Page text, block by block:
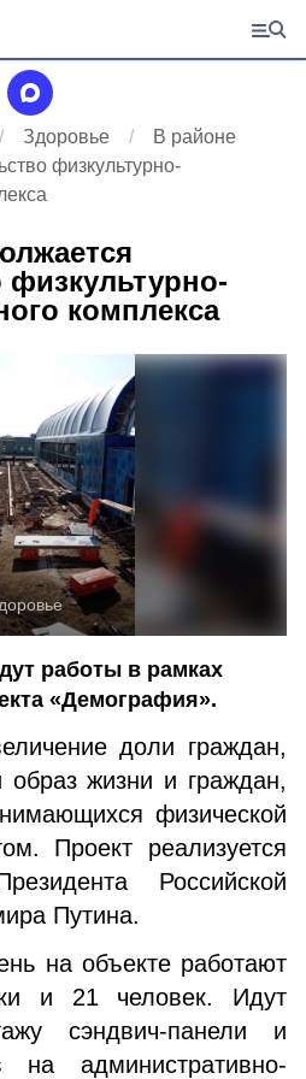
Здоровье
В районе
физкультурно-
физкультурно-
комплекса
работы в рамках
«Демография».
доли граждан,
жизни и граждан,
физической
Проект реализуется
Российской
Путина.
на объекте работают
и 21 человек. Идут
сэндвич-панели и
на административно-